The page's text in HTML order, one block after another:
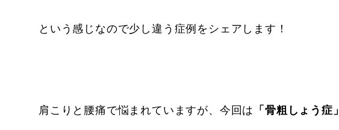
という感じなので少し違う症例をシェアします！
肩こりと腰痛で悩まれていますが、今回は 「骨粗しょう症」